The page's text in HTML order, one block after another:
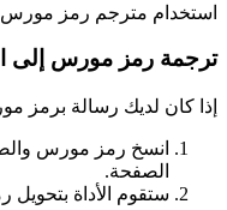
استخدام مترجم رمز
ترجمة رمز مورس إلى
إذا كان لديك رسالة برمز
انسخ رمز مورس
الصفحة.
ستقوم الأداة بتحويل